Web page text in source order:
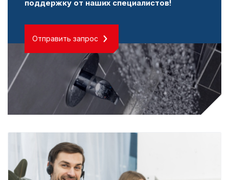
поддержку от наших специалистов!
Отправить запрос